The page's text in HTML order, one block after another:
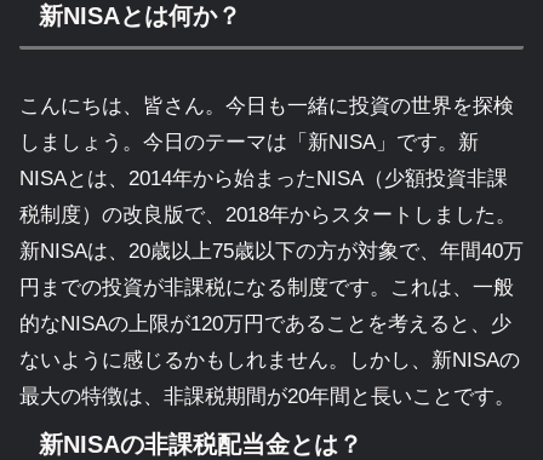
新NISAとは何か？
こんにちは、皆さん。今日も一緒に投資の世界を探検
しましょう。今日のテーマは「新NISA」です。新
NISAとは、2014年から始まったNISA（少額投資非課
税制度）の改良版で、2018年からスタートしました。
新NISAは、20歳以上75歳以下の方が対象で、年間40万
円までの投資が非課税になる制度です。これは、一般
的なNISAの上限が120万円であることを考えると、少
ないように感じるかもしれません。しかし、新NISAの
最大の特徴は、非課税期間が20年間と長いことです。
新NISAの非課税配当金とは？